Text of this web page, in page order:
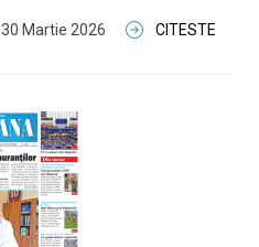
30 Martie 2026 CITESTE